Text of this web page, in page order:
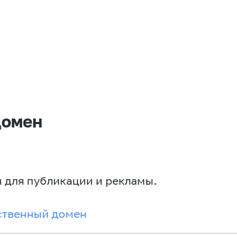
для публикации и рекламы.
домен